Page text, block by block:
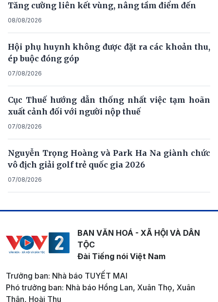
Tăng cường liên kết vùng, nâng tầm điểm đến
08/08/2026
Hội phụ huynh không được đặt ra các khoản thu,
ép buộc đóng góp
07/08/2026
Cục Thuế hướng dẫn thống nhất việc tạm hoãn
xuất cảnh đối với người nộp thuế
07/08/2026
Nguyễn Trọng Hoàng và Park Ha Na giành chức
vô địch giải golf trẻ quốc gia 2026
07/08/2026
BAN VĂN HOÁ - XÃ HỘI VÀ DÂN
TỘC
Đài Tiếng nói Việt Nam
Trưởng ban: Nhà báo TUYẾT MAI
Phó trưởng ban: Nhà báo Hồng Lan, Xuân Thọ, Xuân
Thân, Hoài Thu